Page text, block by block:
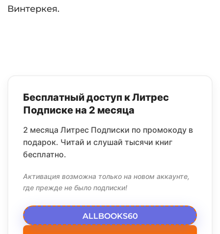
Винтеркея.
Бесплатный доступ к Литрес
Подписке на 2 месяца
2 месяца Литрес Подписки по промокоду в
подарок. Читай и слушай тысячи книг
бесплатно.
Активация возможна только на новом аккаунте,
где прежде не было подписки!
ALLBOOKS60